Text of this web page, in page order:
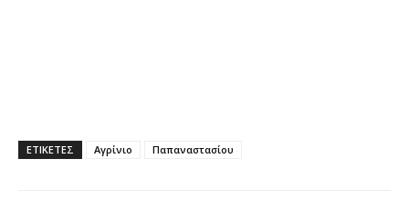
ΕΤΙΚΕΤΕΣ Αγρίνιο Παπαναστασίου